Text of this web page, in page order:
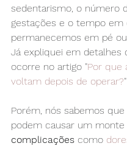
sedentarismo, o número
gestações e o tempo em
permanecemos em pé
Já expliquei em detalhes
ocorre no artigo "Por que
voltam depois de operar?"
Porém, nós sabemos que
podem causar um monte
complicações como